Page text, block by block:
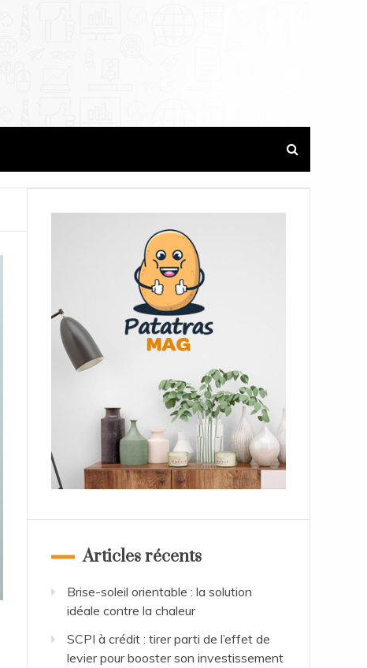
Articles récents
Brise-soleil orientable : la solution
idéale contre la chaleur
SCPI à crédit : tirer parti de l’effet de
levier pour booster son investissement